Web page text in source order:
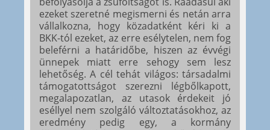
ezeket szeretné megismerni és netán arra
vállalkozna, hogy közadatként kéri ki a
BKK-tól ezeket, az erre esélytelen, nem fog
beleférni a határidőbe, hiszen az évvégi
ünnepek miatt erre sehogy sem lesz
lehetőség. A cél tehát világos: társadalmi
támogatottságot szerezni légbőlkapott,
megalapozatlan, az utasok érdekeit jó
eséllyel nem szolgáló változtatásokhoz, az
eredmény pedig egy, a kormány